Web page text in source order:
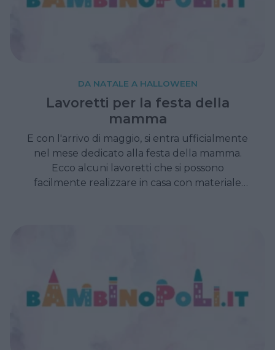
DA NATALE A HALLOWEEN
Lavoretti per la festa della
mamma
E con l'arrivo di maggio, si entra ufficialmente
nel mese dedicato alla festa della mamma.
Ecco alcuni lavoretti che si possono
facilmente realizzare in casa con materiale